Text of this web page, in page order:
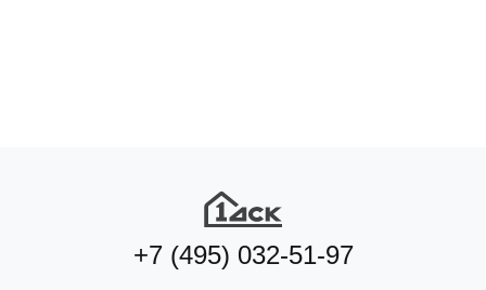
Подобрать
+7 (495) 032-51-97